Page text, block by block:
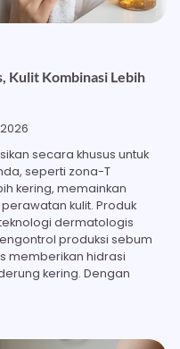
Kulit Kombinasi Lebih
secara khusus untuk
seperti zona-T
kering, memainkan
kulit. Produk
dermatologis
produksi sebum
memberikan hidrasi
kering. Dengan